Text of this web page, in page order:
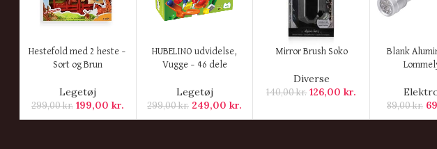
KØB HER
Hestefold med 2 heste –
Sort og Brun
Legetøj
299,00kr. 199,00 kr.
KØB HER
HUBELINO udvidelse,
Vugge – 46 dele
Legetøj
299,00kr. 249,00kr.
KØB HER
Mirror Brush Soko
Diverse
140,00kr. 126,00kr.
KØB HER
Blank
89,00kr.